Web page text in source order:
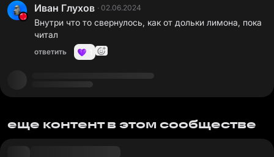
Иван Глухов · 02.06.2024
Внутри что то свернулось, как от дольки лимона, пока
читал
ответить
еще контент в этом сообществе